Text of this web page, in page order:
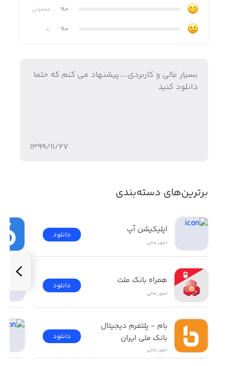
٪0 معمولی
٪0 بد
بسیار عالی و کاربردی....پیشنهاد می کنم که حتما
دانلود کنید
۱۳۹۹/۱۱/۲۷
برترین‌های دسته‌بندی
اپلیکیشن آپ
امور ‌مالی
دانلود
همراه بانک ملت
امور ‌مالی
دانلود
بانک ملی ایران
امور ‌مالی
دانلود